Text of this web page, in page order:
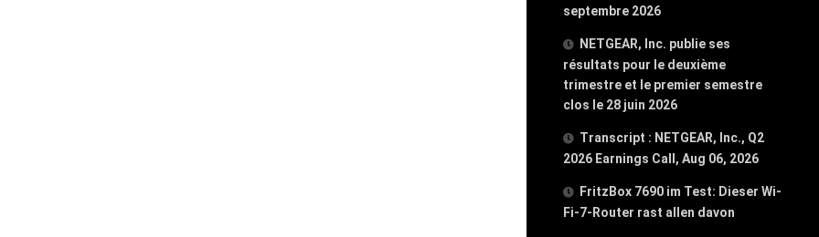
septembre 2026
NETGEAR, Inc. publie ses
résultats pour le deuxième
trimestre et le premier semestre
clos le 28 juin 2026
Transcript : NETGEAR, Inc., Q2
2026 Earnings Call, Aug 06, 2026
FritzBox 7690 im Test: Dieser Wi-
Fi-7-Router rast allen davon